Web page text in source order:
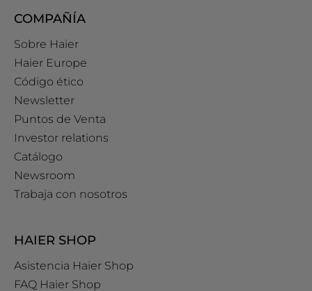
COMPAÑÍA
Sobre Haier
Haier Europe
Código ético
Newsletter
Puntos de Venta
Investor relations
Catálogo
Newsroom
Trabaja con nosotros
HAIER SHOP
Asistencia Haier Shop
FAQ Haier Shop